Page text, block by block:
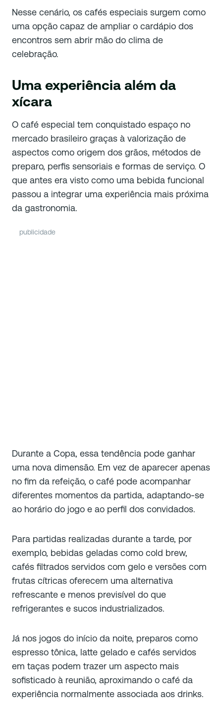
Nesse cenário, os cafés especiais surgem como
uma opção capaz de ampliar o cardápio dos
encontros sem abrir mão do clima de
celebração.
Uma experiência além da
xícara
O café especial tem conquistado espaço no
mercado brasileiro graças à valorização de
aspectos como origem dos grãos, métodos de
preparo, perfis sensoriais e formas de serviço. O
que antes era visto como uma bebida funcional
passou a integrar uma experiência mais próxima
da gastronomia.
publicidade
Durante a Copa, essa tendência pode ganhar
uma nova dimensão. Em vez de aparecer apenas
no fim da refeição, o café pode acompanhar
diferentes momentos da partida, adaptando-se
ao horário do jogo e ao perfil dos convidados.
Para partidas realizadas durante a tarde, por
exemplo, bebidas geladas como cold brew,
cafés filtrados servidos com gelo e versões com
frutas cítricas oferecem uma alternativa
refrescante e menos previsível do que
refrigerantes e sucos industrializados.
Já nos jogos do início da noite, preparos como
espresso tônica, latte gelado e cafés servidos
em taças podem trazer um aspecto mais
sofisticado à reunião, aproximando o café da
experiência normalmente associada aos drinks.